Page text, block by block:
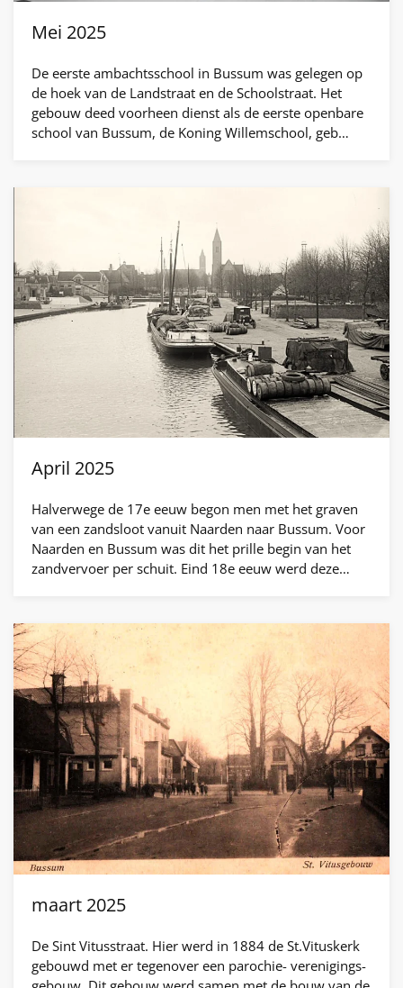
Mei 2025
De eerste ambachtsschool in Bussum was gelegen op
de hoek van de Landstraat en de Schoolstraat. Het
gebouw deed voorheen dienst als de eerste openbare
school van Bussum, de Koning Willemschool, geb…
April 2025
Halverwege de 17e eeuw begon men met het graven
van een zandsloot vanuit Naarden naar Bussum. Voor
Naarden en Bussum was dit het prille begin van het
zandvervoer per schuit. Eind 18e eeuw werd deze…
maart 2025
De Sint Vitusstraat. Hier werd in 1884 de St.Vituskerk
gebouwd met er tegenover een parochie- verenigings-